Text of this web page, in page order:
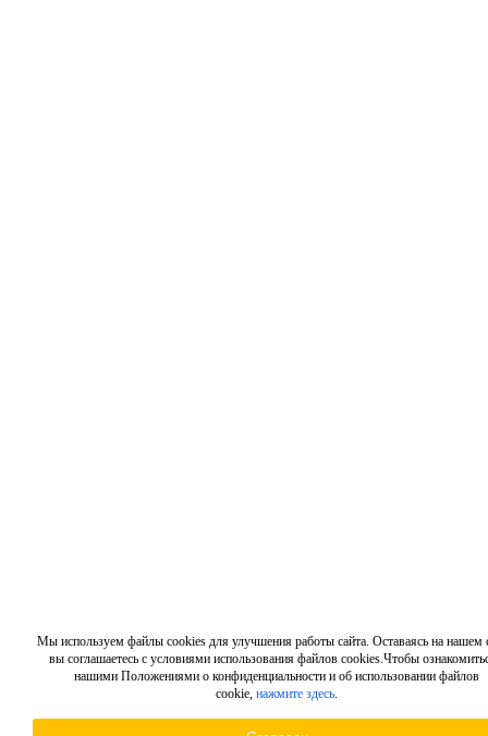
Мы используем файлы cookies для улучшения работы сайта. Оставаясь на нашем
вы соглашаетесь с условиями использования файлов cookies.Чтобы
нашими Положениями о конфиденциальности и об использовании файлов
cookie, нажмите здесь.